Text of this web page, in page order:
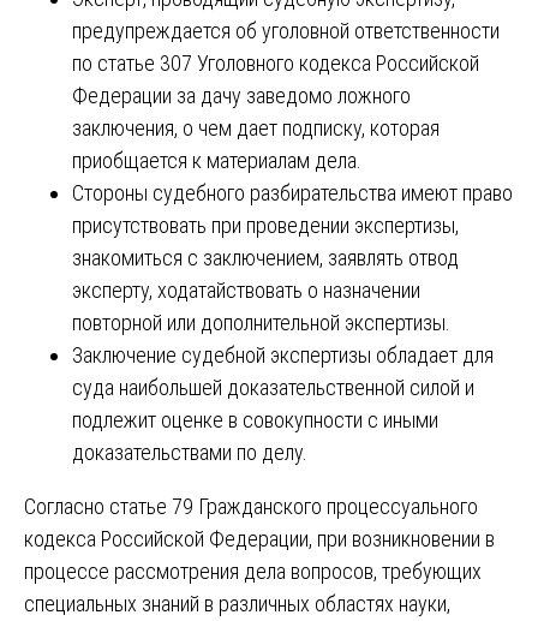
предупреждается об уголовной ответственности
по статье 307 Уголовного кодекса Российской
Федерации за дачу заведомо ложного
заключения, о чем дает подписку, которая
приобщается к материалам дела.
Стороны судебного разбирательства имеют право
присутствовать при проведении экспертизы,
знакомиться с заключением, заявлять отвод
эксперту, ходатайствовать о назначении
повторной или дополнительной экспертизы.
Заключение судебной экспертизы обладает для
суда наибольшей доказательственной силой и
подлежит оценке в совокупности с иными
доказательствами по делу.
Согласно статье 79 Гражданского процессуального
кодекса Российской Федерации, при возникновении в
процессе рассмотрения дела вопросов, требующих
специальных знаний в различных областях науки,